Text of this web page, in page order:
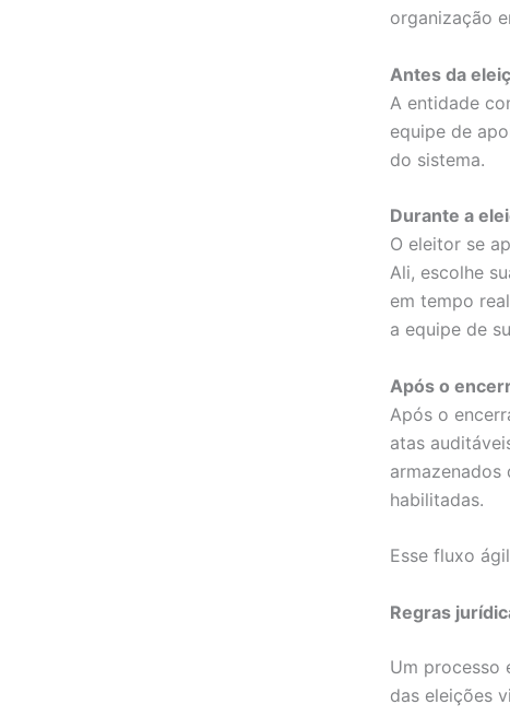
organização
Antes da
A entidade
equipe de
do sistema.
Durante a
O eleitor se
Ali, escolhe
em tempo
a equipe de
Após o
Após o
atas
habilitadas.
Esse fluxo
Regras
Um processo
das eleições